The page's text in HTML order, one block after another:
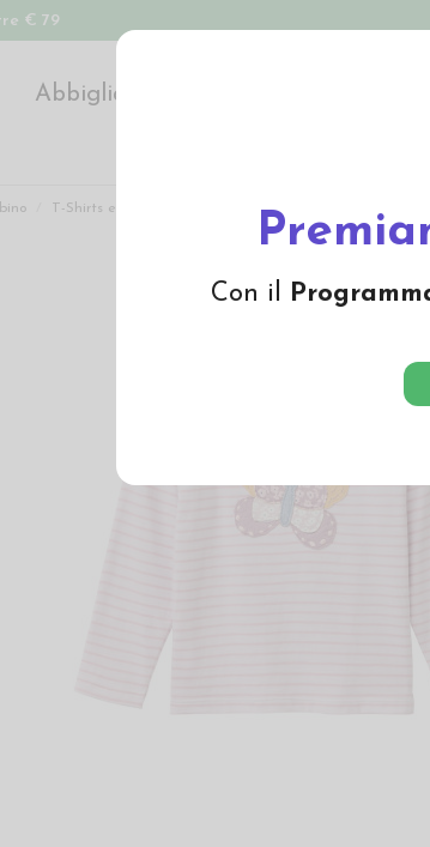
Con il
€ 79
Abbigliamento
T-Shirts e Magliette Maglietta lunga in cotone bio